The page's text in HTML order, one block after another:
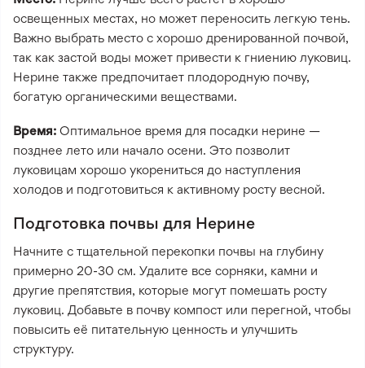
освещенных местах, но может переносить легкую тень.
Важно выбрать место с хорошо дренированной почвой,
так как застой воды может привести к гниению луковиц.
Нерине также предпочитает плодородную почву,
богатую органическими веществами.
Время: Оптимальное время для посадки нерине —
позднее лето или начало осени. Это позволит
луковицам хорошо укорениться до наступления
холодов и подготовиться к активному росту весной.
Подготовка почвы для Нерине
Начните с тщательной перекопки почвы на глубину
примерно 20-30 см. Удалите все сорняки, камни и
другие препятствия, которые могут помешать росту
луковиц. Добавьте в почву компост или перегной, чтобы
повысить её питательную ценность и улучшить
структуру.